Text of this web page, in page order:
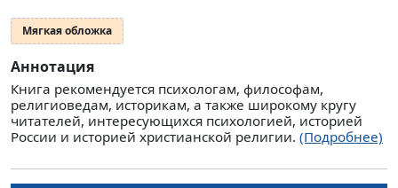
Мягкая обложка
Аннотация
Книга рекомендуется психологам, философам,
религиоведам, историкам, а также широкому кругу
читателей, интересующихся психологией, историей
России и историей христианской религии. (Подробнее)